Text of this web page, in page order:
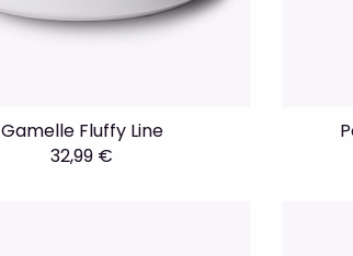
Gamelle Fluffy Line
32,99 €